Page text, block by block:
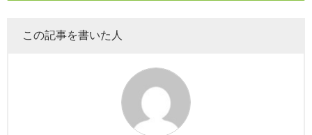
この記事を書いた人